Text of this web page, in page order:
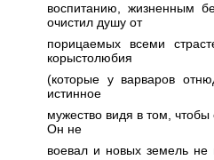
воспитанию, жизненным
очистил душу от
порицаемых всеми
корыстолюбия
(которые у варваров
истинное
мужество видя в том,
Он не
воевал и новых земель не